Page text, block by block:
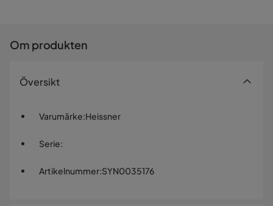
Om produkten
Översikt
Varumärke:Heissner
Serie:
Artikelnummer:SYN0035176